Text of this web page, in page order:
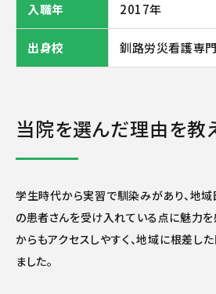
入職年 2017年
出身校 釧路労災看護専
当院を選んだ理由を教
学生時代から実習で馴染みがあり、地
の患者さんを受け入れている点に魅力を
からもアクセスしやすく、地域に根差し
ました。